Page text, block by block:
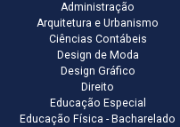
Administração
Arquitetura e Urbanismo
Ciências Contábeis
Design de Moda
Design Gráfico
Direito
Educação Especial
Educação Física - Bacharelado